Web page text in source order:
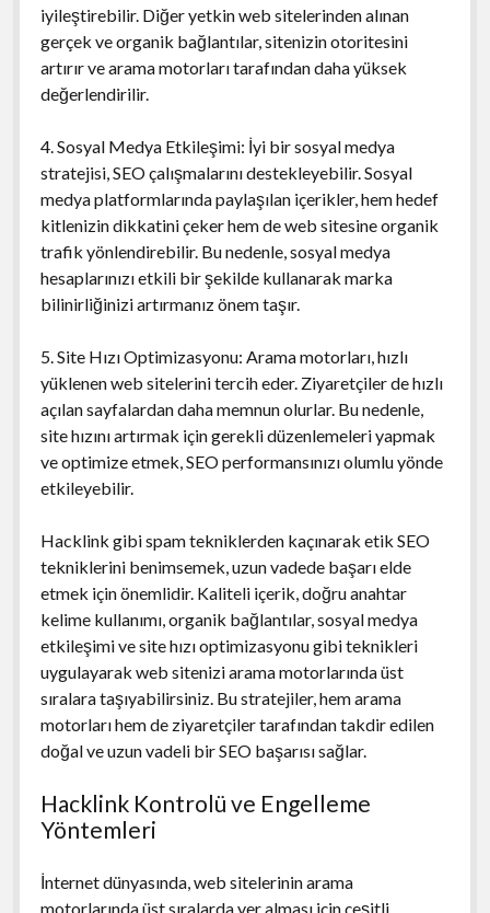
iyileştirebilir. Diğer yetkin web sitelerinden alınan
gerçek ve organik bağlantılar, sitenizin otoritesini
artırır ve arama motorları tarafından daha yüksek
değerlendirilir.
4. Sosyal Medya Etkileşimi: İyi bir sosyal medya
stratejisi, SEO çalışmalarını destekleyebilir. Sosyal
medya platformlarında paylaşılan içerikler, hem hedef
kitlenizin dikkatini çeker hem de web sitesine organik
trafik yönlendirebilir. Bu nedenle, sosyal medya
hesaplarınızı etkili bir şekilde kullanarak marka
bilinirliğinizi artırmanız önem taşır.
5. Site Hızı Optimizasyonu: Arama motorları, hızlı
yüklenen web sitelerini tercih eder. Ziyaretçiler de hızlı
açılan sayfalardan daha memnun olurlar. Bu nedenle,
site hızını artırmak için gerekli düzenlemeleri yapmak
ve optimize etmek, SEO performansınızı olumlu yönde
etkileyebilir.
Hacklink gibi spam tekniklerden kaçınarak etik SEO
tekniklerini benimsemek, uzun vadede başarı elde
etmek için önemlidir. Kaliteli içerik, doğru anahtar
kelime kullanımı, organik bağlantılar, sosyal medya
etkileşimi ve site hızı optimizasyonu gibi teknikleri
uygulayarak web sitenizi arama motorlarında üst
sıralara taşıyabilirsiniz. Bu stratejiler, hem arama
motorları hem de ziyaretçiler tarafından takdir edilen
doğal ve uzun vadeli bir SEO başarısı sağlar.
Hacklink Kontrolü ve Engelleme
Yöntemleri
İnternet dünyasında, web sitelerinin arama
motorlarında üst sıralarda yer alması için çeşitli